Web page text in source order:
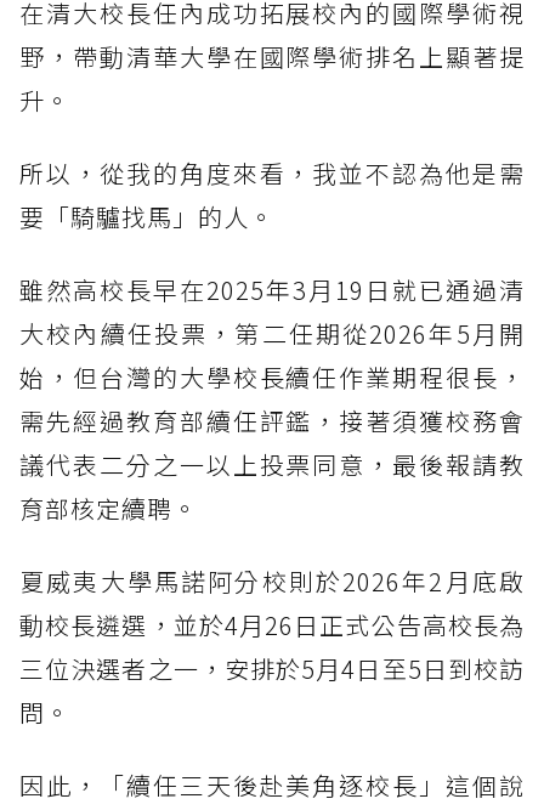
在清大校長任內成功拓展校內的國際學術視
野，帶動清華大學在國際學術排名上顯著提
升。
所以，從我的角度來看，我並不認為他是需
要「騎驢找馬」的人。
雖然高校長早在2025年3月19日就已通過清
大校內續任投票，第二任期從2026年5月開
始，但台灣的大學校長續任作業期程很長，
需先經過教育部續任評鑑，接著須獲校務會
議代表二分之一以上投票同意，最後報請教
育部核定續聘。
夏威夷大學馬諾阿分校則於2026年2月底啟
動校長遴選，並於4月26日正式公告高校長為
三位決選者之一，安排於5月4日至5日到校訪
問。
因此，「續任三天後赴美角逐校長」這個說